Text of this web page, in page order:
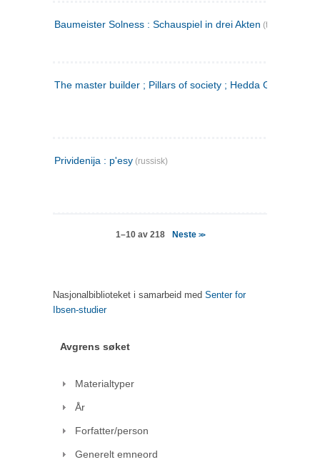
Baumeister Solness : Schauspiel in drei Akten (tysk)
The master builder ; Pillars of society ; Hedda Gabler
Prividenija : p'esy (russisk)
1–10 av 218 Neste >>
Nasjonalbiblioteket i samarbeid med Senter for
Ibsen-studier
Avgrens søket
Materialtyper
År
Forfatter/person
Generelt emneord